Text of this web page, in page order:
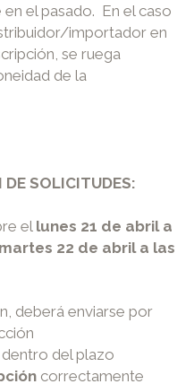
el pasado. En el caso
importador en
se ruega
de la
DE SOLICITUDES:
el lunes 21 de abril a
martes 22 de abril a las
deberá enviarse por
dentro del plazo
correctamente